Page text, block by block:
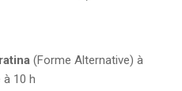
(Forme Alternative) à
10 h